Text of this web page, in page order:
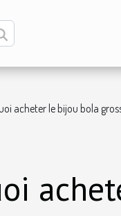
acheter le bijou bola